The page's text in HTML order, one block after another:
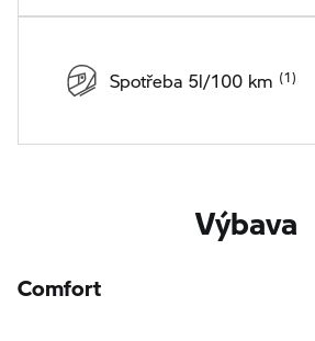
Spotřeba 5l/100 km
Výbava
Comfort